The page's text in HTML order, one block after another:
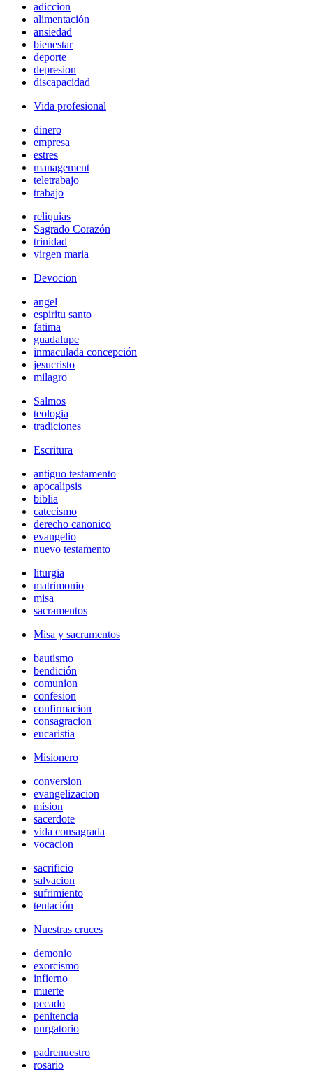
adiccion
alimentación
ansiedad
bienestar
deporte
depresion
discapacidad
Vida profesional
dinero
empresa
estres
management
teletrabajo
trabajo
reliquias
Sagrado Corazón
trinidad
virgen maria
Devocion
angel
espiritu santo
fatima
guadalupe
inmaculada concepción
jesucristo
milagro
Salmos
teologia
tradiciones
Escritura
antiguo testamento
apocalipsis
biblia
catecismo
derecho canonico
evangelio
nuevo testamento
liturgia
matrimonio
misa
sacramentos
Misa y sacramentos
bautismo
bendición
comunion
confesion
confirmacion
consagracion
eucaristia
Misionero
conversion
evangelizacion
mision
sacerdote
vida consagrada
vocacion
sacrificio
salvacion
sufrimiento
tentación
Nuestras cruces
demonio
exorcismo
infierno
muerte
pecado
penitencia
purgatorio
padrenuestro
rosario